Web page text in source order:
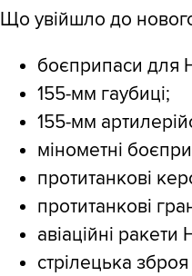
Що увійшло до
боєприпаси для
155-мм гаубиці;
155-мм
мінометні
протитанкові
протитанкові
авіаційні ракети
стрілецька